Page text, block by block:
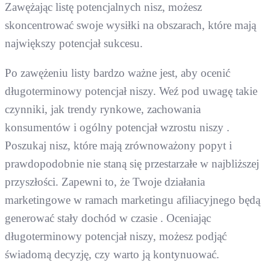
Zawężając listę potencjalnych nisz, możesz
skoncentrować swoje wysiłki na obszarach, które mają
największy potencjał sukcesu.
Po zawężeniu listy bardzo ważne jest, aby ocenić
długoterminowy potencjał niszy. Weź pod uwagę takie
czynniki, jak trendy rynkowe, zachowania
konsumentów i ogólny potencjał wzrostu niszy .
Poszukaj nisz, które mają zrównoważony popyt i
prawdopodobnie nie staną się przestarzałe w najbliższej
przyszłości. Zapewni to, że Twoje działania
marketingowe w ramach marketingu afiliacyjnego będą
generować stały dochód w czasie . Oceniając
długoterminowy potencjał niszy, możesz podjąć
świadomą decyzję, czy warto ją kontynuować.